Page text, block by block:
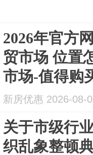
2026年官方
贸市场 位置
市场-值得购
新房优惠 2026-08-
关于市级行
织乱象整顿